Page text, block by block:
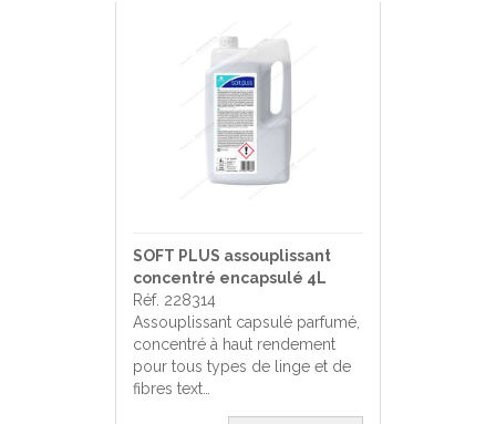
SOFT PLUS assouplissant
concentré encapsulé 4L
Réf. 228314
Assouplissant capsulé parfumé,
concentré à haut rendement
pour tous types de linge et de
fibres text…